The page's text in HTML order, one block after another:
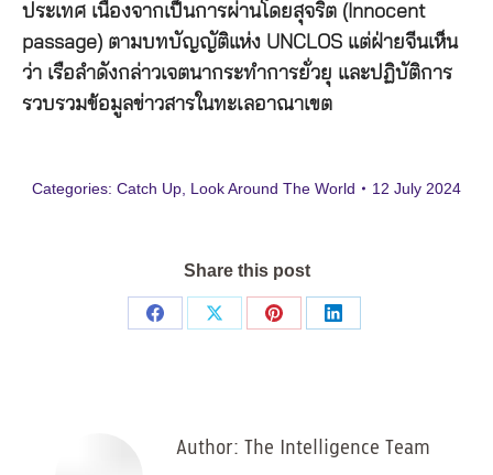
ประเทศ เนื่องจากเป็นการผ่านโดยสุจริต (Innocent
passage) ตามบทบัญญัติแห่ง UNCLOS แต่ฝ่ายจีนเห็น
ว่า เรือลำดังกล่าวเจตนากระทำการยั่วยุ และปฏิบัติการ
รวบรวมข้อมูลข่าวสารในทะเลอาณาเขต
Categories: Catch Up Look Around The World 12 July 2024
Share this post
Share
Share
Share
Share
Author: The Intelligence Team